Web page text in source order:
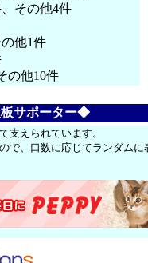
その他4件
他1件
の他10件
サポーター◆
支えられています。
で、口数に応じてランダムに